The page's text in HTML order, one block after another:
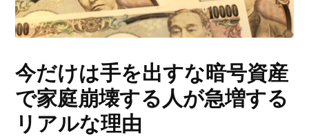
今だけは手を出すな暗号資産
で家庭崩壊する人が急増する
リアルな理由